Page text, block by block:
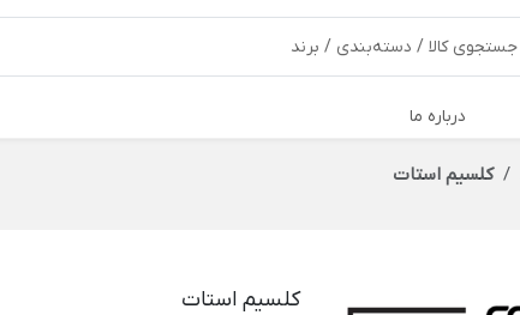
درباره ما
کلسیم استات
کلسیم استات